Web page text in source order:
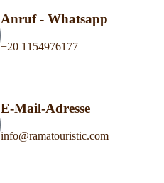
Anruf - Whatsapp
‎+20 1154976177
E-Mail-Adresse
info@ramatouristic.com